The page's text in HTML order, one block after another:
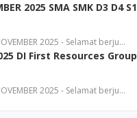
2025 SMA SMK D3 D4 S1
2025 - Selamat berju…
DI First Resources Group
2025 - Selamat berju…